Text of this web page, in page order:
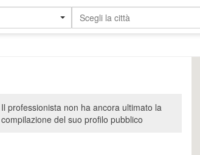
Scegli la città
Il professionista non ha ancora ultimato la
compilazione del suo profilo pubblico